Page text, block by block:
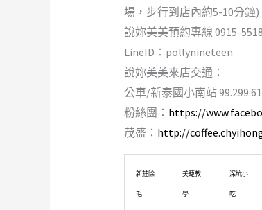
場，步行到店內約5-10分鐘)
說妳美美預約專線 0915-
LineID：pollynineteen
說妳美美來店交通：
公車/新泰國小南站
粉絲團： https://
茂盛： http://
新莊除
毛
美睫教
學
深坑小
吃